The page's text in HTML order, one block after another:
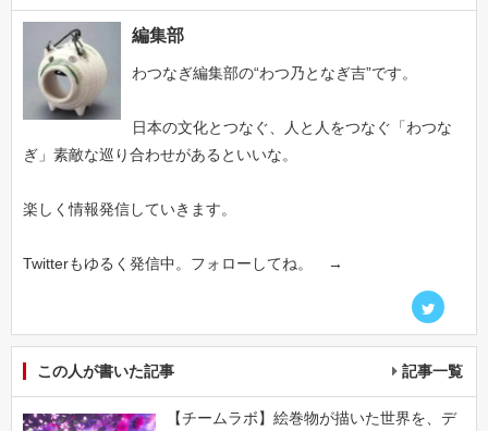
編集部
わつなぎ編集部の“わつ乃となぎ吉”です。
日本の文化とつなぐ、人と人をつなぐ「わつな
ぎ」素敵な巡り合わせがあるといいな。
楽しく情報発信していきます。
Twitterもゆるく発信中。フォローしてね。 →
この人が書いた記事 記事一覧
【チームラボ】絵巻物が描いた世界を、デ